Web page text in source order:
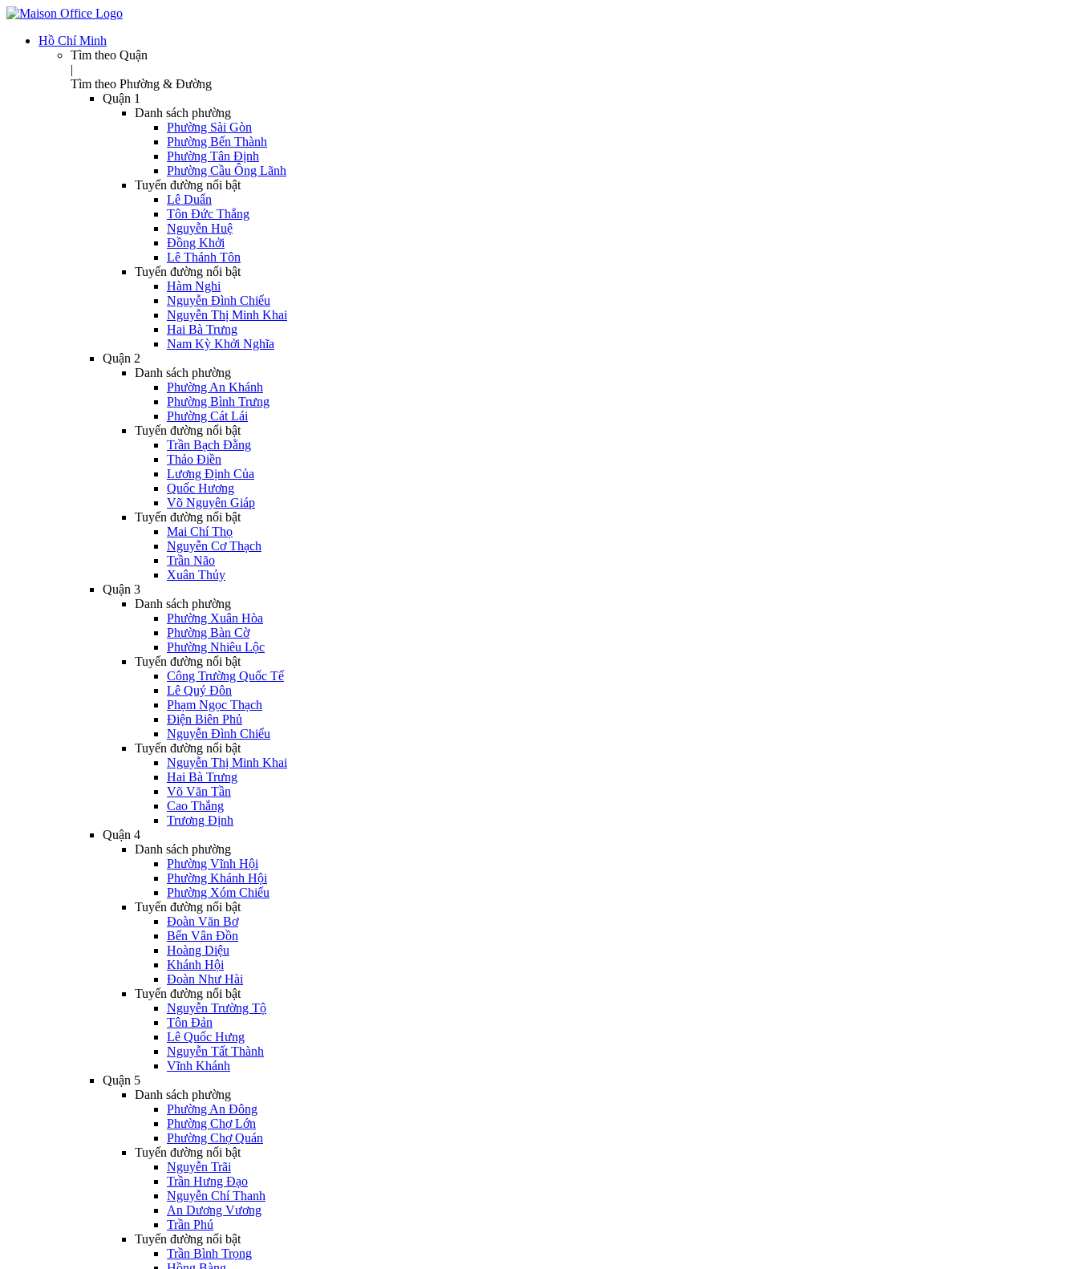
Hồ Chí Minh
Tìm theo Quận
|
Tìm theo Phường & Đường
Quận 1
Danh sách phường
Phường Sài Gòn
Phường Bến Thành
Phường Tân Định
Phường Cầu Ông Lãnh
Tuyến đường nổi bật
Lê Duẩn
Tôn Đức Thắng
Nguyễn Huệ
Đồng Khởi
Lê Thánh Tôn
Tuyến đường nổi bật
Hàm Nghi
Nguyễn Đình Chiểu
Nguyễn Thị Minh Khai
Hai Bà Trưng
Nam Kỳ Khởi Nghĩa
Quận 2
Danh sách phường
Phường An Khánh
Phường Bình Trưng
Phường Cát Lái
Tuyến đường nổi bật
Trần Bạch Đằng
Thảo Điền
Lương Định Của
Quốc Hương
Võ Nguyên Giáp
Tuyến đường nổi bật
Mai Chí Thọ
Nguyễn Cơ Thạch
Trần Não
Xuân Thủy
Quận 3
Danh sách phường
Phường Xuân Hòa
Phường Bàn Cờ
Phường Nhiêu Lộc
Tuyến đường nổi bật
Công Trường Quốc Tế
Lê Quý Đôn
Phạm Ngọc Thạch
Điện Biên Phủ
Nguyễn Đình Chiểu
Tuyến đường nổi bật
Nguyễn Thị Minh Khai
Hai Bà Trưng
Võ Văn Tần
Cao Thắng
Trương Định
Quận 4
Danh sách phường
Phường Vĩnh Hội
Phường Khánh Hội
Phường Xóm Chiếu
Tuyến đường nổi bật
Đoàn Văn Bơ
Bến Vân Đồn
Hoàng Diệu
Khánh Hội
Đoàn Như Hài
Tuyến đường nổi bật
Nguyễn Trường Tộ
Tôn Đản
Lê Quốc Hưng
Nguyễn Tất Thành
Vĩnh Khánh
Quận 5
Danh sách phường
Phường An Đông
Phường Chợ Lớn
Phường Chợ Quán
Tuyến đường nổi bật
Nguyễn Trãi
Trần Hưng Đạo
Nguyễn Chí Thanh
An Dương Vương
Trần Phú
Tuyến đường nổi bật
Trần Bình Trọng